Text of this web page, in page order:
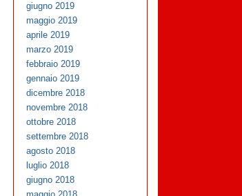
giugno 2019
maggio 2019
aprile 2019
marzo 2019
febbraio 2019
gennaio 2019
dicembre 2018
novembre 2018
ottobre 2018
settembre 2018
agosto 2018
luglio 2018
giugno 2018